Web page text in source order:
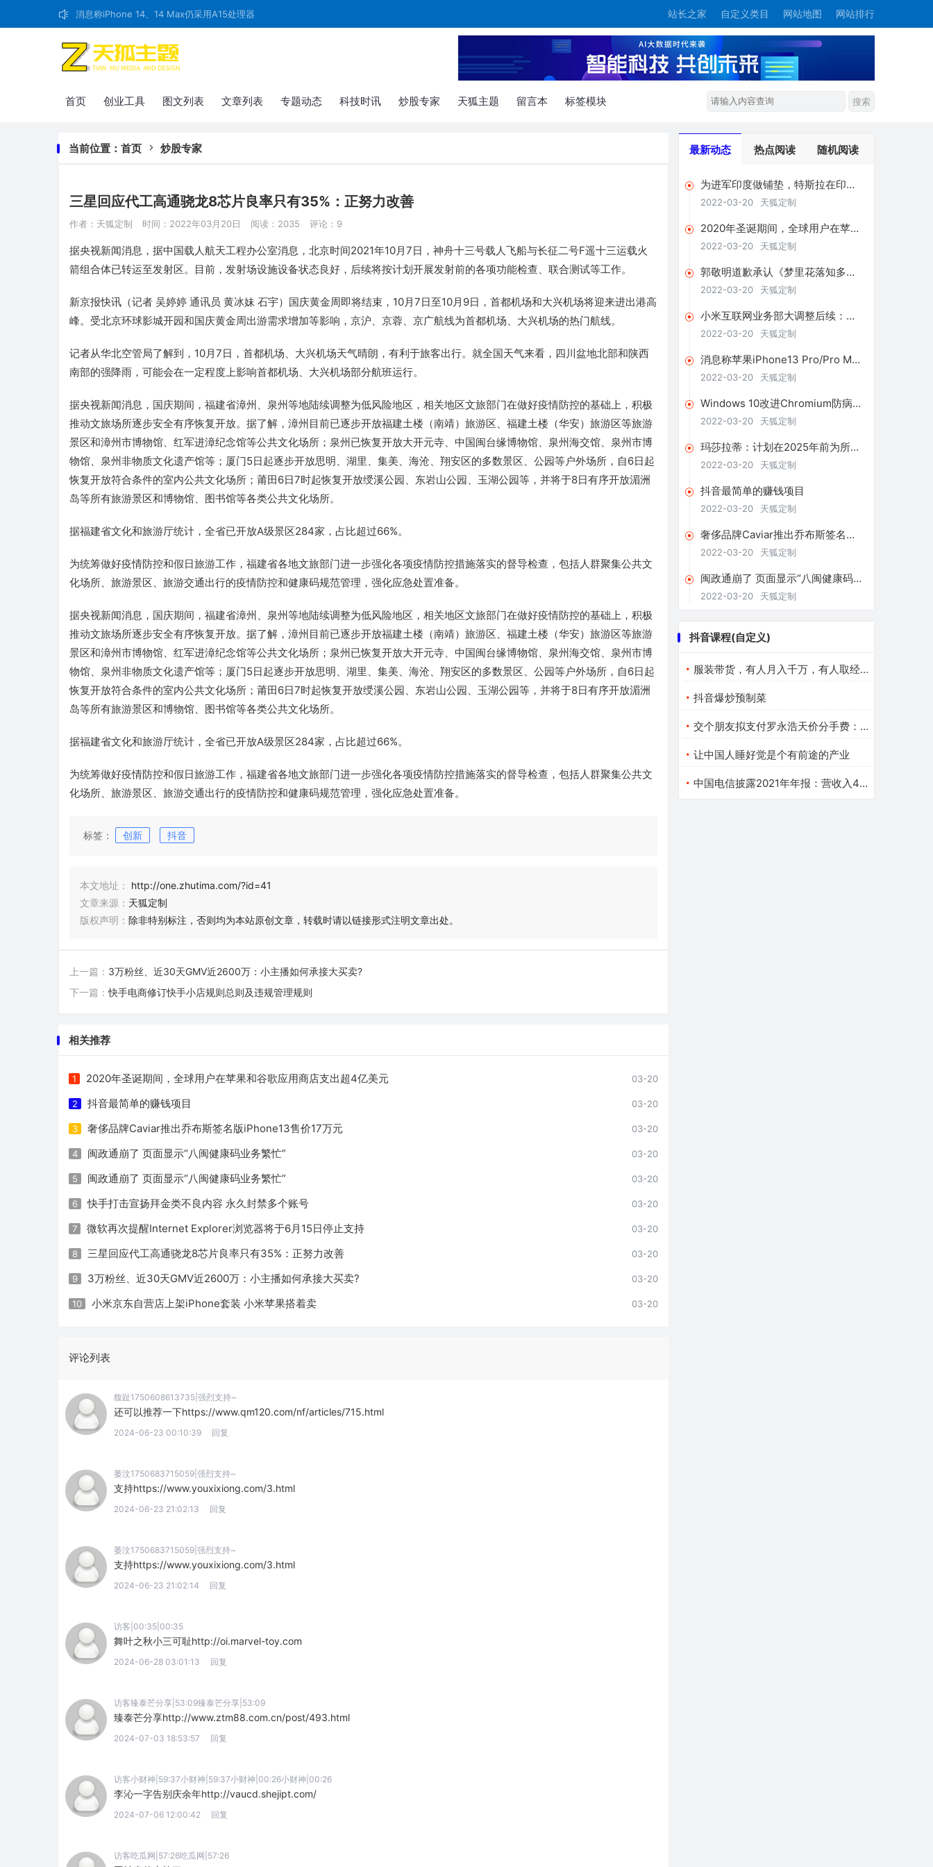
消息称iPhone 14、14 Max仍采用A15处理器 站长之家 自定义类目 网站地图 网站排行
首页 创业工具 图文列表 文章列表 专题动态 科技时讯 炒股专家 天狐主题 留言本 标签模块
当前位置： 首页 炒股专家
三星回应代工高通骁龙8芯片良率只有35%：正努力改善
作者：天狐定制 时间：2022年03月20日 阅读：2035 评论：9
据央视新闻消息，据中国载人航天工程办公室消息，北京时间2021年10月7日，神舟十三号载人飞船与长征二号F遥十三运载火
箭组合体已转运至发射区。目前，发射场设施设备状态良好，后续将按计划开展发射前的各项功能检查、联合测试等工作。
新京报快讯（记者 吴婷婷 通讯员 黄冰妹 石宇）国庆黄金周即将结束，10月7日至10月9日，首都机场和大兴机场将迎来进出港高
峰。受北京环球影城开园和国庆黄金周出游需求增加等影响，京沪、京蓉、京广航线为首都机场、大兴机场的热门航线。
记者从华北空管局了解到，10月7日，首都机场、大兴机场天气晴朗，有利于旅客出行。就全国天气来看，四川盆地北部和陕西
南部的强降雨，可能会在一定程度上影响首都机场、大兴机场部分航班运行。
据央视新闻消息，国庆期间，福建省漳州、泉州等地陆续调整为低风险地区，相关地区文旅部门在做好疫情防控的基础上，积极
推动文旅场所逐步安全有序恢复开放。据了解，漳州目前已逐步开放福建土楼（南靖）旅游区、福建土楼（华安）旅游区等旅游
景区和漳州市博物馆、红军进漳纪念馆等公共文化场所；泉州已恢复开放大开元寺、中国闽台缘博物馆、泉州海交馆、泉州市博
物馆、泉州非物质文化遗产馆等；厦门5日起逐步开放思明、湖里、集美、海沧、翔安区的多数景区、公园等户外场所，自6日起
恢复开放符合条件的室内公共文化场所；莆田6日7时起恢复开放绶溪公园、东岩山公园、玉湖公园等，并将于8日有序开放湄洲
岛等所有旅游景区和博物馆、图书馆等各类公共文化场所。
据福建省文化和旅游厅统计，全省已开放A级景区284家，占比超过66%。
为统筹做好疫情防控和假日旅游工作，福建省各地文旅部门进一步强化各项疫情防控措施落实的督导检查，包括人群聚集公共文
化场所、旅游景区、旅游交通出行的疫情防控和健康码规范管理，强化应急处置准备。
据央视新闻消息，国庆期间，福建省漳州、泉州等地陆续调整为低风险地区，相关地区文旅部门在做好疫情防控的基础上，积极
推动文旅场所逐步安全有序恢复开放。据了解，漳州目前已逐步开放福建土楼（南靖）旅游区、福建土楼（华安）旅游区等旅游
景区和漳州市博物馆、红军进漳纪念馆等公共文化场所；泉州已恢复开放大开元寺、中国闽台缘博物馆、泉州海交馆、泉州市博
物馆、泉州非物质文化遗产馆等；厦门5日起逐步开放思明、湖里、集美、海沧、翔安区的多数景区、公园等户外场所，自6日起
恢复开放符合条件的室内公共文化场所；莆田6日7时起恢复开放绶溪公园、东岩山公园、玉湖公园等，并将于8日有序开放湄洲
岛等所有旅游景区和博物馆、图书馆等各类公共文化场所。
据福建省文化和旅游厅统计，全省已开放A级景区284家，占比超过66%。
为统筹做好疫情防控和假日旅游工作，福建省各地文旅部门进一步强化各项疫情防控措施落实的督导检查，包括人群聚集公共文
化场所、旅游景区、旅游交通出行的疫情防控和健康码规范管理，强化应急处置准备。
标签： 创新 抖音
本文地址：
http://one.zhutima.com/?id=41
文章来源： 天狐定制
版权声明： 除非特别标注，否则均为本站原创文章，转载时请以链接形式注明文章出处。
上一篇： 3万粉丝、近30天GMV近2600万：小主播如何承接大买卖?
下一篇：快手电商修订快手小店规则总则及违规管理规则
相关推荐
03-20
1 2020年圣诞期间，全球用户在苹果和谷歌应用商店支出超4亿美元
03-20
2 抖音最简单的赚钱项目
03-20
3 奢侈品牌Caviar推出乔布斯签名版iPhone13售价17万元
03-20
4 闽政通崩了 页面显示“八闽健康码业务繁忙”
03-20
5 闽政通崩了 页面显示“八闽健康码业务繁忙”
03-20
6 快手打击宣扬拜金类不良内容 永久封禁多个账号
03-20
7 微软再次提醒Internet Explorer浏览器将于6月15日停止支持
03-20
8 三星回应代工高通骁龙8芯片良率只有35%：正努力改善
03-20
9 3万粉丝、近30天GMV近2600万：小主播如何承接大买卖?
03-20
10 小米京东自营店上架iPhone套装 小米苹果搭着卖
评论列表
馥趾1750608613735|强烈支持~
还可以推荐一下https://www.qm120.com/nf/articles/715.html
2024-06-23 00:10:39 回复
萎汶1750683715059|强烈支持~
支持https://www.youxixiong.com/3.html
2024-06-23 21:02:13 回复
萎汶1750683715059|强烈支持~
支持https://www.youxixiong.com/3.html
2024-06-23 21:02:14 回复
访客|00:35|00:35
舞叶之秋小三可耻http://oi.marvel-toy.com
2024-06-28 03:01:13 回复
访客臻泰芒分享|53:09臻泰芒分享|53:09
臻泰芒分享http://www.ztm88.com.cn/post/493.html
2024-07-03 18:53:57 回复
访客小财神|59:37小财神|59:37小财神|00:26小财神|00:26
李沁一字告别庆余年http://vaucd.shejipt.com/
2024-07-06 12:00:42 回复
访客吃瓜网|57:26吃瓜网|57:26
最新动态 热点阅读 随机阅读
为进军印度做铺垫，特斯拉在印度
申请了两张营业执照
2022-03-20 天狐定制
2020年圣诞期间，全球用户在苹果
和谷歌应用商店支出超4亿美元
2022-03-20 天狐定制
郭敬明道歉承认《梦里花落知多
少》抄袭：将赔偿相关版税收益
2022-03-20 天狐定制
小米互联网业务部大调整后续：下
设12个子部门，希望提升商业化效
2022-03-20 天狐定制
消息称苹果iPhone13 Pro/Pro Max
将采用120Hz LTPO屏幕
2022-03-20 天狐定制
Windows 10改进Chromium防病毒
和深色模式
2022-03-20 天狐定制
玛莎拉蒂：计划在2025年前为所有
产品线提供纯电动版本车型
2022-03-20 天狐定制
抖音最简单的赚钱项目
2022-03-20 天狐定制
奢侈品牌Caviar推出乔布斯签名版
iPhone13售价17万元
2022-03-20 天狐定制
闽政通崩了 页面显示“八闽健康码业
务繁忙”
2022-03-20 天狐定制
抖音课程(自定义)
服装带货，有人月入千万，有人取经无门？
抖音爆炒预制菜
交个朋友拟支付罗永浩天价分手费：新公司已在筹备、不叫锤子
让中国人睡好觉是个有前途的产业
中国电信披露2021年年报：营收入4396亿元 同比增长11.7%